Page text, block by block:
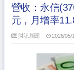
營收：永信
元，月增率
財訊新聞 2026/05/